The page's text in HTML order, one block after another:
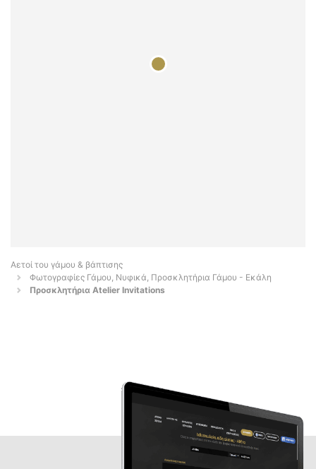
Αετοί του γάμου & βάπτισης
Φωτογραφίες Γάμου, Νυφικά, Προσκλητήρια Γάμου - Εκάλη
Προσκλητήρια Atelier Invitations